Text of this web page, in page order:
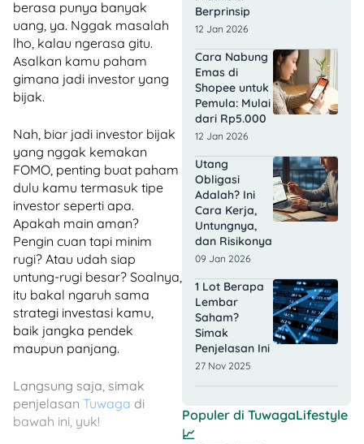
berasa punya banyak
uang, ya. Nggak masalah
lho, kalau ngerasa gitu.
Asalkan kamu paham
gimana jadi investor yang
bijak.
Nah, biar jadi investor bijak
yang nggak kemakan
FOMO, penting buat paham
dulu kamu termasuk tipe
investor seperti apa.
Apakah main aman?
Pengin cuan tapi minim
rugi? Atau udah siap
untung-rugi besar? Soalnya,
itu bakal ngaruh sama
strategi investasi kamu,
baik jangka pendek
maupun panjang.
Langsung saja, simak
penjelasan Tuwaga di
bawah ini, yuk!
Berprinsip
12 Jan 2026
Cara Nabung
Emas di
Shopee untuk
Pemula: Mulai
dari Rp5.000
12 Jan 2026
Utang
Obligasi
Adalah? Ini
Cara Kerja,
Untungnya,
dan Risikonya
09 Jan 2026
1 Lot Berapa
Lembar
Saham?
Simak
Penjelasan Ini
27 Nov 2025
Populer di TuwagaLifestyle
📈